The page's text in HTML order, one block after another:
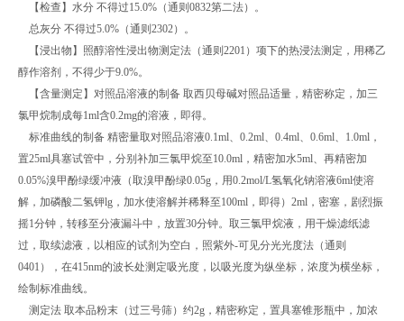
【检查】水分 不得过15.0%（通则0832第二法）。
总灰分 不得过5.0%（通则2302）。
【浸出物】照醇溶性浸出物测定法（通则2201）项下的热浸法测定，用稀乙
醇作溶剂，不得少于9.0%。
【含量测定】对照品溶液的制备 取西贝母碱对照品适量，精密称定，加三
氯甲烷制成每1ml含0.2mg的溶液，即得。
标准曲线的制备 精密量取对照品溶液0.1ml、0.2ml、0.4ml、0.6ml、1.0ml，
置25ml具塞试管中，分别补加三氯甲烷至10.0ml，精密加水5ml、再精密加
0.05%溴甲酚绿缓冲液（取溴甲酚绿0.05g，用0.2mol/L氢氧化钠溶液6ml使溶
解，加磷酸二氢钾lg，加水使溶解并稀释至100ml，即得）2ml，密塞，剧烈振
摇1分钟，转移至分液漏斗中，放置30分钟。取三氯甲烷液，用干燥滤纸滤
过，取续滤液，以相应的试剂为空白，照紫外-可见分光光度法（通则
0401），在415nm的波长处测定吸光度，以吸光度为纵坐标，浓度为横坐标，
绘制标准曲线。
测定法 取本品粉末（过三号筛）约2g，精密称定，置具塞锥形瓶中，加浓